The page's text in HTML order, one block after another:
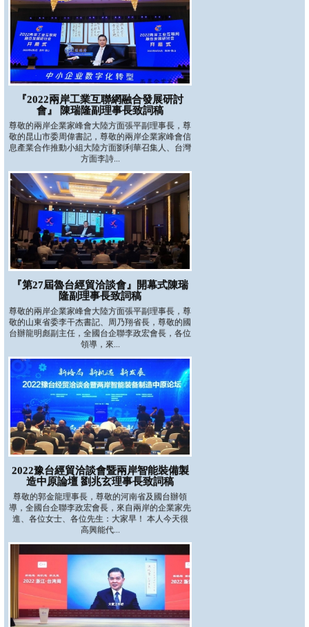
『2022兩岸工業互聯網融合發展研討
會』 陳瑞隆副理事長致詞稿
尊敬的兩岸企業家峰會大陸方面張平副理事長，尊
敬的昆山市委周偉書記，尊敬的兩岸企業家峰會信
息產業合作推動小組大陸方面劉利華召集人、台灣
方面李詩...
『第27屆魯台經貿洽談會』開幕式陳瑞
隆副理事長致詞稿
尊敬的兩岸企業家峰會大陸方面張平副理事長，尊
敬的山東省委李干杰書記、周乃翔省長，尊敬的國
台辦龍明彪副主任，全國台企聯李政宏會長，各位
領導，來...
2022豫台經貿洽談會暨兩岸智能裝備製
造中原論壇 劉兆玄理事長致詞稿
尊敬的郭金龍理事長，尊敬的河南省及國台辦領
導，全國台企聯李政宏會長，來自兩岸的企業家先
進、各位女士、各位先生：大家早！ 本人今天很
高興能代...